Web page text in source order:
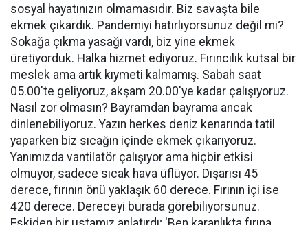
sosyal hayatınızın olmamasıdır. Biz savaşta bile
ekmek çıkardık. Pandemiyi hatırlıyorsunuz değil mi?
Sokağa çıkma yasağı vardı, biz yine ekmek
üretiyorduk. Halka hizmet ediyoruz. Fırıncılık kutsal bir
meslek ama artık kıymeti kalmamış. Sabah saat
05.00'te geliyoruz, akşam 20.00'ye kadar çalışıyoruz.
Nasıl zor olmasın? Bayramdan bayrama ancak
dinlenebiliyoruz. Yazın herkes deniz kenarında tatil
yaparken biz sıcağın içinde ekmek çıkarıyoruz.
Yanımızda vantilatör çalışıyor ama hiçbir etkisi
olmuyor, sadece sıcak hava üflüyor. Dışarısı 45
derece, fırının önü yaklaşık 60 derece. Fırının içi ise
420 derece. Dereceyi burada görebiliyorsunuz.